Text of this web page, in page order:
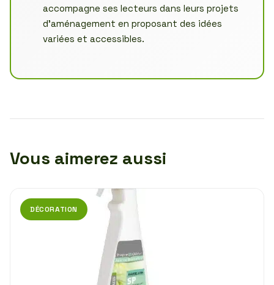
accompagne ses lecteurs dans leurs projets
d’aménagement en proposant des idées
variées et accessibles.
Vous aimerez aussi
DÉCORATION